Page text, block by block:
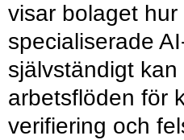
visar bolaget
specialiserade
självständigt
arbetsflöden för
verifiering och